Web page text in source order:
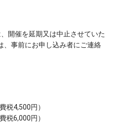
開催を延期又は中止させていた
、事前にお申し込み者にご連絡
税4,500円）
税6,000円）